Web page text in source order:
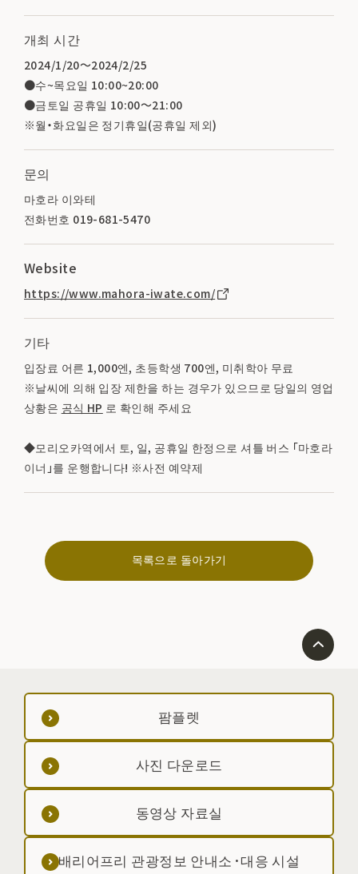
개최 시간
2024/1/20～2024/2/25
●수~목요일 10:00~20:00
●금토일 공휴일 10:00～21:00
※월・화요일은 정기휴일(공휴일 제외)
문의
마호라 이와테
전화번호 019-681-5470
Website
https://www.mahora-iwate.com/
기타
입장료 어른 1,000엔, 초등학생 700엔, 미취학아 무료
※날씨에 의해 입장 제한을 하는 경우가 있으므로 당일의 영업
상황은 공식 HP 로 확인해 주세요
◆모리오카역에서 토, 일, 공휴일 한정으로 셔틀 버스 「마호라
이너」를 운행합니다! ※사전 예약제
목록으로 돌아가기
팜플렛
사진 다운로드
동영상 자료실
배리어프리 관광정보 안내소·대응 시설